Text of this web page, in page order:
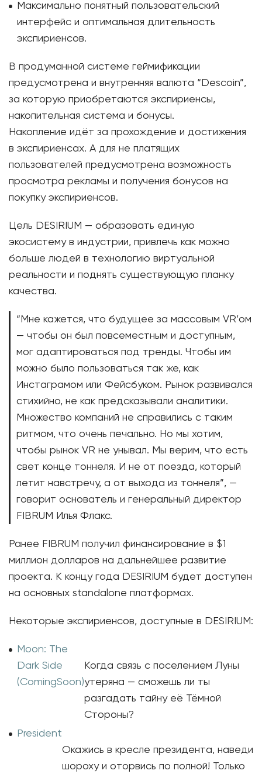
Максимально понятный пользовательский
интерфейс и оптимальная длительность
экспириенсов.
В продуманной системе геймификации
предусмотрена и внутренняя валюта “Descoin”,
за которую приобретаются экспириенсы,
накопительная система и бонусы.
Накопление идёт за прохождение и достижения
в экспириенсах. А для не платящих
пользователей предусмотрена возможность
просмотра рекламы и получения бонусов на
покупку экспириенсов.
Цель DESIRIUM — образовать единую
экосистему в индустрии, привлечь как можно
больше людей в технологию виртуальной
реальности и поднять существующую планку
качества.
“Мне кажется, что будущее за массовым VR’ом
— чтобы он был повсеместным и доступным,
мог адаптироваться под тренды. Чтобы им
можно было пользоваться так же, как
Инстаграмом или Фейсбуком. Рынок развивался
стихийно, не как предсказывали аналитики.
Множество компаний не справились с таким
ритмом, что очень печально. Но мы хотим,
чтобы рынок VR не унывал. Мы верим, что есть
свет конце тоннеля. И не от поезда, который
летит навстречу, а от выхода из тоннеля”, —
говорит основатель и генеральный директор
FIBRUM Илья Флакс.
Ранее FIBRUM получил финансирование в $1
миллион долларов на дальнейшее развитие
проекта. К концу года DESIRIUM будет доступен
на основных standalone платформах.
Некоторые экспириенсов, доступные в DESIRIUM:
Moon: The
Dark Side
(ComingSoon)
Когда связь с поселением Луны
утеряна — сможешь ли ты
разгадать тайну её Тёмной
Стороны?
President
Окажись в кресле президента, наведи
шороху и оторвись по полной! Только